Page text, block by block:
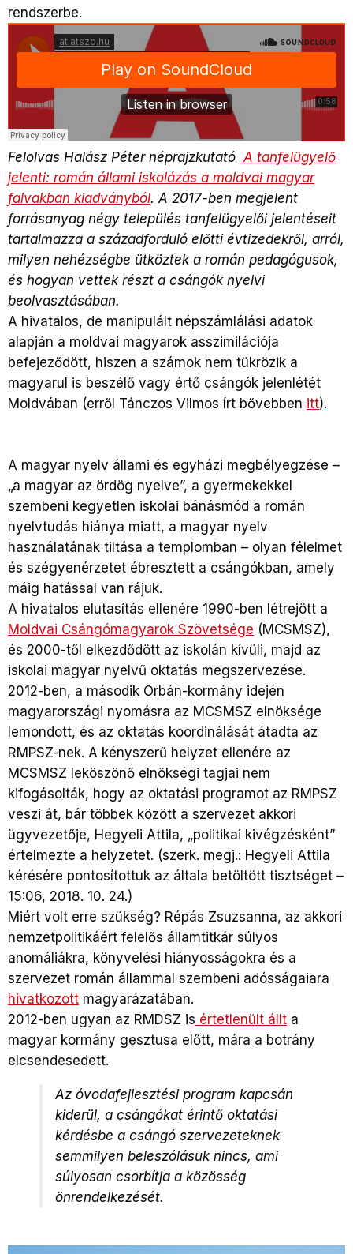
rendszerbe.
Felolvas Halász Péter néprajzkutató A tanfelügyelő
jelenti: román állami iskolázás a moldvai magyar
falvakban kiadványból. A 2017-ben megjelent
forrásanyag négy település tanfelügyelői jelentéseit
tartalmazza a századforduló előtti évtizedekről, arról,
milyen nehézségbe ütköztek a román pedagógusok,
és hogyan vettek részt a csángók nyelvi
beolvasztásában.
A hivatalos, de manipulált népszámlálási adatok
alapján a moldvai magyarok asszimilációja
befejeződött, hiszen a számok nem tükrözik a
magyarul is beszélő vagy értő csángók jelenlétét
Moldvában (erről Tánczos Vilmos írt bővebben itt).
A magyar nyelv állami és egyházi megbélyegzése –
„a magyar az ördög nyelve”, a gyermekekkel
szembeni kegyetlen iskolai bánásmód a román
nyelvtudás hiánya miatt, a magyar nyelv
használatának tiltása a templomban – olyan félelmet
és szégyenérzetet ébresztett a csángókban, amely
máig hatással van rájuk.
A hivatalos elutasítás ellenére 1990-ben létrejött a
Moldvai Csángómagyarok Szövetsége (MCSMSZ),
és 2000-től elkezdődött az iskolán kívüli, majd az
iskolai magyar nyelvű oktatás megszervezése.
2012-ben, a második Orbán-kormány idején
magyarországi nyomásra az MCSMSZ elnöksége
lemondott, és az oktatás koordinálását átadta az
RMPSZ-nek. A kényszerű helyzet ellenére az
MCSMSZ leköszönő elnökségi tagjai nem
kifogásolták, hogy az oktatási programot az RMPSZ
veszi át, bár többek között a szervezet akkori
ügyvezetője, Hegyeli Attila, „politikai kivégzésként”
értelmezte a helyzetet. (szerk. megj.: Hegyeli Attila
kérésére pontosítottuk az általa betöltött tisztséget –
15:06, 2018. 10. 24.)
Miért volt erre szükség? Répás Zsuzsanna, az akkori
nemzetpolitikáért felelős államtitkár súlyos
anomáliákra, könyvelési hiányosságokra és a
szervezet román állammal szembeni adósságaiara
hivatkozott magyarázatában.
2012-ben ugyan az RMDSZ is értetlenült állt a
magyar kormány gesztusa előtt, mára a botrány
elcsendesedett.
Az óvodafejlesztési program kapcsán
kiderül, a csángókat érintő oktatási
kérdésbe a csángó szervezeteknek
semmilyen beleszólásuk nincs, ami
súlyosan csorbítja a közösség
önrendelkezését.